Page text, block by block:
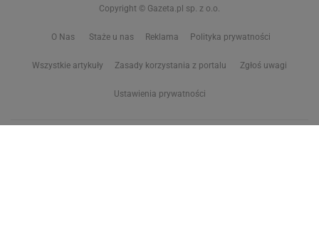
Copyright © Gazeta.pl sp. z o.o.
O Nas Staże u nas Reklama Polityka prywatności
Wszystkie artykuły Zasady korzystania z portalu Zgłoś uwagi
Ustawienia prywatności